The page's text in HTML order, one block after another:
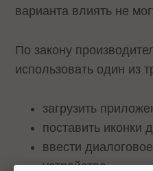
варианта влиять не
По закону
использовать один из
загрузить
поставить иконки
ввести
устройства.